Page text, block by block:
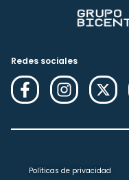
Redes sociales
Políticas de privacidad